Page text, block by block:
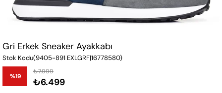
Gri Erkek Sneaker Ayakkabı
Stok Kodu(9405-891 EXLGRF|16778580)
%19
İndirim
₺7.999
₺6.499